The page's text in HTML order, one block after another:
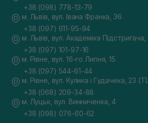
+38 (098) 778-13-79
м. Львів, вул. Івана Франка, 36
+38 (097) 611-95-94
м. Львів, вул. Академіка
+38 (097) 101-97-16
м. Рівне, вул. 16-го Липня, 15
+38 (097) 544-61-44
м. Рівне, вул. Кулика і Гудачека, 23
+38 (068) 209-34-88
м. Луцьк, вул. Винниченка, 4
+38 (098) 076-60-62